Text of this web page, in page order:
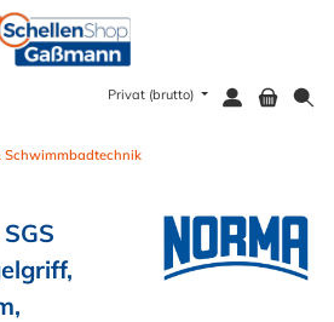
Privat (brutto)
Schwimmbadtechnik